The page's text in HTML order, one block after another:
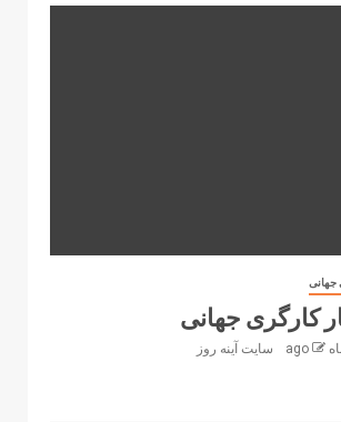
جهانی
کارگری جهانی
سایت آینه‌ روز